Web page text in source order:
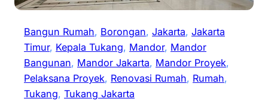
Bangun Rumah, Borongan, Jakarta, Jakarta
Timur, Kepala Tukang, Mandor, Mandor
Bangunan, Mandor Jakarta, Mandor Proyek
Pelaksana Proyek, Renovasi Rumah, Rumah
Tukang, Tukang Jakarta